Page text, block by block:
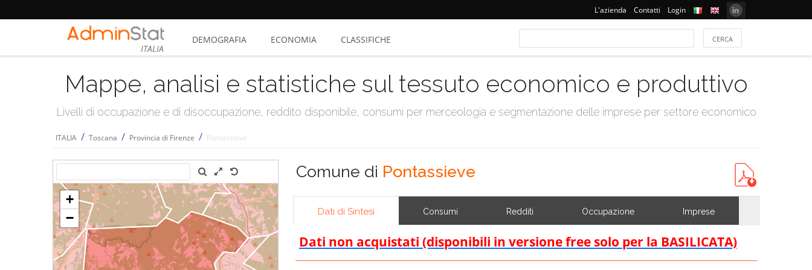
L'azienda Contatti Login
ITALIA
DEMOGRAFIA ECONOMIA CLASSIFICHE
Mappe, analisi e statistiche sul tessuto economico e produttivo
Livelli di occupazione e di disoccupazione, reddito disponibile, consumi per merceologia e segmentazione delle imprese per settore economico
ITALIA / Toscana / Provincia di Firenze / Pontassieve
Comune di Pontassieve
Dati di Sintesi Consumi Redditi Occupazione Imprese
Dati non acquistati (disponibili in versione free solo per la BASILICATA)